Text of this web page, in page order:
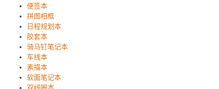
便签本
拼图相框
日程规划本
胶套本
骑马钉笔记本
车线本
素描本
软面笔记本
双线圈本